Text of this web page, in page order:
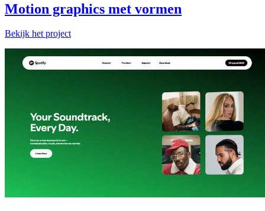
Motion graphics met vormen
Bekijk het project